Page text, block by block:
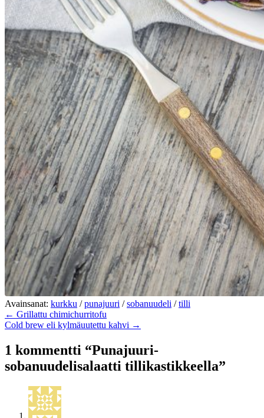
Avainsanat: kurkku /punajuuri /sobanuudeli /tilli
← Grillattu chimichurritofu
Cold brew eli kylmäuutettu kahvi →
1 kommentti “Punajuuri-
sobanuudelisalaatti tillikastikkeella”